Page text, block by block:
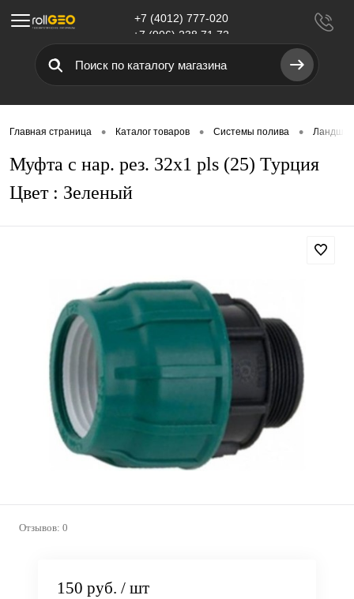
Меню
+7 (4012) 777-020
+7 (906) 238 71 72
Главная страница • Каталог товаров • Системы полива •
Муфта с нар. рез. 32х1 pls (25) Турция
Цвет : Зеленый
Отзывов: 0
150 руб. / шт